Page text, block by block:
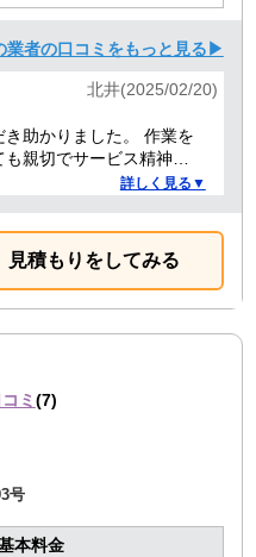
業者の口コミをもっと見る▶
北井(2025/02/20)
助かりました。 作業を
親切でサービス精神溢
詳しく見る▼
見積もりをしてみる
ミ (7)
号
本料金